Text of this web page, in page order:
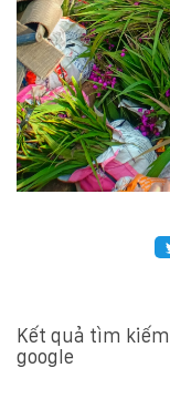
HỆ
Hotline
:
573
Kết quả tìm
google